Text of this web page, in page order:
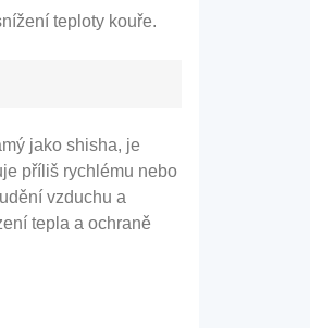
teploty kouře.
jako shisha, je
příliš rychlému nebo
vzduchu a
tepla a ochraně